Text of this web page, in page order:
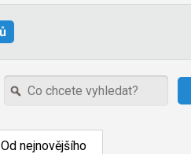
Od nejnovějšího